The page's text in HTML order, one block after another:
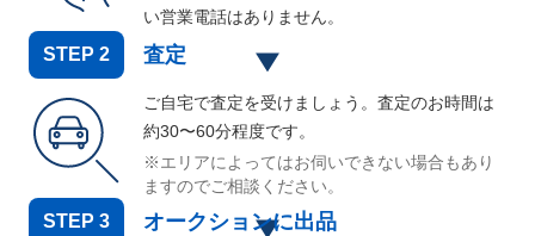
い営業電話はありません。
STEP 2 査定
ご自宅で査定を受けましょう。査定のお時間は
約30〜60分程度です。
※エリアによってはお伺いできない場合もあり
ますのでご相談ください。
STEP 3 オークションに出品